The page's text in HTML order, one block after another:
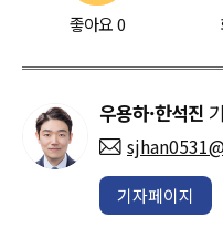
좋아요0
우용하·한석진
기자페이지